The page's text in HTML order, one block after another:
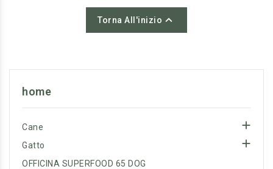
Torna All'inizio 
home
Cane 
Gatto 
OFFICINA SUPERFOOD 65 DOG